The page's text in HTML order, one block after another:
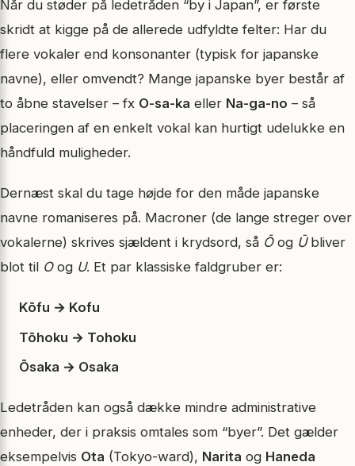
Når du støder på ledetråden “by i Japan”, er første
skridt at kigge på de allerede udfyldte felter: Har du
flere vokaler end konsonanter (typisk for japanske
navne), eller omvendt? Mange japanske byer består af
to åbne stavelser – fx O-sa-ka eller Na-ga-no – så
placeringen af en enkelt vokal kan hurtigt udelukke en
håndfuld muligheder.
Dernæst skal du tage højde for den måde japanske
navne romaniseres på. Macroner (de lange streger over
vokalerne) skrives sjældent i krydsord, så Ōog Ūbliver
blot til Oog U. Et par klassiske faldgruber er:
Kōfu → Kofu
Tōhoku → Tohoku
Ōsaka → Osaka
Ledetråden kan også dække mindre administrative
enheder, der i praksis omtales som “byer”. Det gælder
eksempelvis Ota (Tokyo-ward), Narita og Haneda